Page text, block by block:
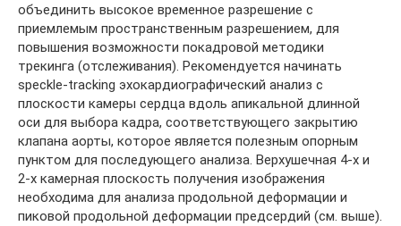
объединить высокое временное разрешение с
приемлемым пространственным разрешением, для
повышения возможности покадровой методики
трекинга (отслеживания). Рекомендуется начинать
speckle-tracking эхокардиографический анализ с
плоскости камеры сердца вдоль апикальной длинной
оси для выбора кадра, соответствующего закрытию
клапана аорты, которое является полезным опорным
пунктом для последующего анализа. Верхушечная 4-х и
2-х камерная плоскость получения изображения
необходима для анализа продольной деформации и
пиковой продольной деформации предсердий (см. выше).